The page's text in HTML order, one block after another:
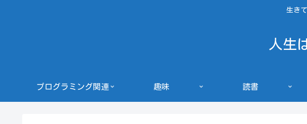
生き
人生
プログラミング関連 趣味 読書